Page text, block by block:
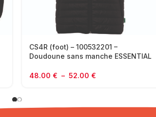
CS4R (foot) – 100532201 –
Doudoune sans manche ESSENTIAL
48.00 € – 52.00 €